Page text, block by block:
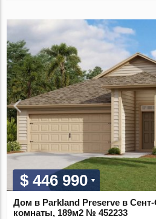
$ 446 990
Дом в Parkland Preserve в
комнаты, 189м2 № 452233